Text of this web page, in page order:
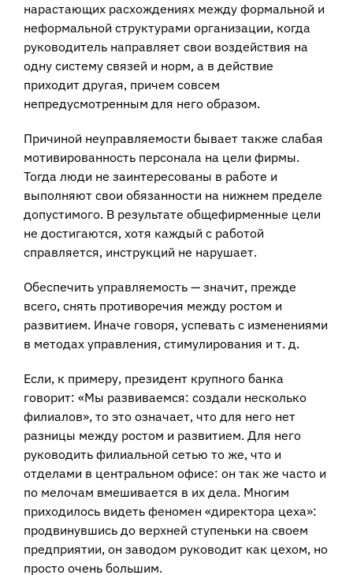
нарастающих расхождениях между формальной и
неформальной структурами организации, когда
руководитель направляет свои воздействия на
одну систему связей и норм, а в действие
приходит другая, причем совсем
непредусмотренным для него образом.
Причиной неуправляемости бывает также слабая
мотивированность персонала на цели фирмы.
Тогда люди не заинтересованы в работе и
выполняют свои обязанности на нижнем пределе
допустимого. В результате общефирменные цели
не достигаются, хотя каждый с работой
справляется, инструкций не нарушает.
Обеспечить управляемость — значит, прежде
всего, снять противоречия между ростом и
развитием. Иначе говоря, успевать с изменениями
в методах управления, стимулирования и т. д.
Если, к примеру, президент крупного банка
говорит: «Мы развиваемся: создали несколько
филиалов», то это означает, что для него нет
разницы между ростом и развитием. Для него
руководить филиальной сетью то же, что и
отделами в центральном офисе: он так же часто и
по мелочам вмешивается в их дела. Многим
приходилось видеть феномен «директора цеха»:
продвинувшись до верхней ступеньки на своем
предприятии, он заводом руководит как цехом, но
просто очень большим.